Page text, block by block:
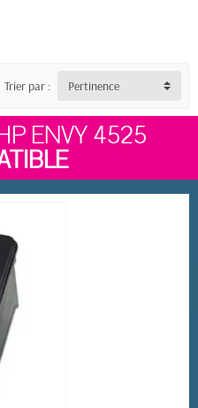
Trier par : Pertinence
ENVY 4525